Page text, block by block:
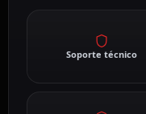
Soporte técnico